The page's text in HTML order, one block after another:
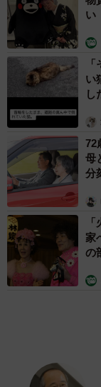
は、真っ先にこの
ランチをしたお好
い時間を過ごした
リーダー格のB子
で来られなかっ
◇ ◇
引越して2年経っ
ンを見ると、B子
から電話なんて
いそかけ直しま
「Aちゃん？お久
お仕事中か。ご
みの日がええか
こっちからかけ
とがあってな…
い
い
し
72
母
分
家
の